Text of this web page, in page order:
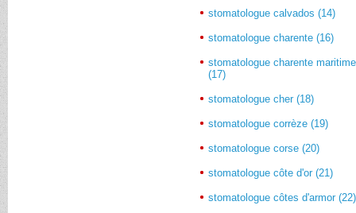
stomatologue calvados (14)
stomatologue charente (16)
stomatologue charente maritime
(17)
stomatologue cher (18)
stomatologue corrèze (19)
stomatologue corse (20)
stomatologue côte d'or (21)
stomatologue côtes d'armor (22)